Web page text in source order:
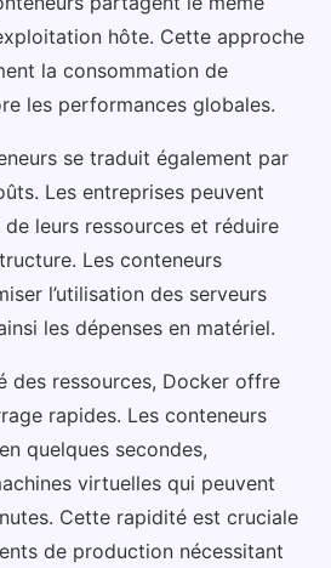
hôte. Cette approche
la consommation de
les performances globales.
se traduit également par
Les entreprises peuvent
leurs ressources et réduire
Les conteneurs
l’utilisation des serveurs
les dépenses en matériel.
des ressources, Docker offre
rapides. Les conteneurs
quelques secondes,
virtuelles qui peuvent
Cette rapidité est cruciale
de production nécessitant